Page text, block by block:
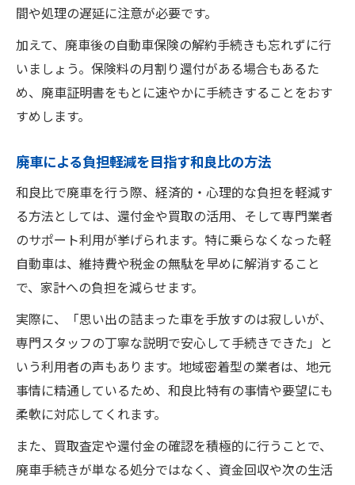
間や処理の遅延に注意が必要です。
加えて、廃車後の自動車保険の解約手続きも忘れずに行
いましょう。保険料の月割り還付がある場合もあるた
め、廃車証明書をもとに速やかに手続きすることをおす
すめします。
廃車による負担軽減を目指す和良比の方法
和良比で廃車を行う際、経済的・心理的な負担を軽減す
る方法としては、還付金や買取の活用、そして専門業者
のサポート利用が挙げられます。特に乗らなくなった軽
自動車は、維持費や税金の無駄を早めに解消すること
で、家計への負担を減らせます。
実際に、「思い出の詰まった車を手放すのは寂しいが、
専門スタッフの丁寧な説明で安心して手続きできた」と
いう利用者の声もあります。地域密着型の業者は、地元
事情に精通しているため、和良比特有の事情や要望にも
柔軟に対応してくれます。
また、買取査定や還付金の確認を積極的に行うことで、
廃車手続きが単なる処分ではなく、資金回収や次の生活